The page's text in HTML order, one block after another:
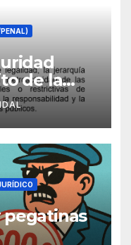
de la
pegatinas